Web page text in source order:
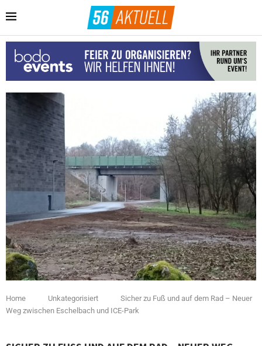
Home Unkategorisiert
Sicher zu Fuß und auf dem Rad – Neuer
Weg zwischen Eschelbach und ICE-Park